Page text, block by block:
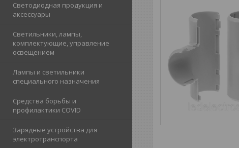
Светодиодная продукция и
аксессуары
Светильники, лампы,
комплектующие, управление
освещением
Лампы и светильники
специального назначения
Средства борьбы и
профилактики COVID
Зарядные устройства для
электротранспорта